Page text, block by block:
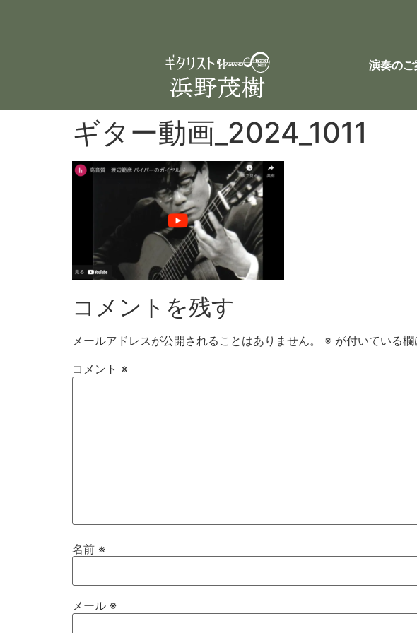
演奏のご
ギター動画_2024_1011
コメントを残す
メールアドレスが公開されることはありません。 ※ が付いている
コメント ※
名前 ※
メール ※